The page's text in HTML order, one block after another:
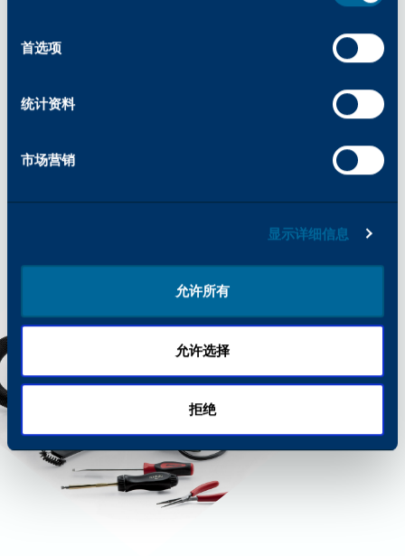
首选项
统计资料
市场营销
显示详细信息
允许所有
允许选择
拒绝
进料和输送组件